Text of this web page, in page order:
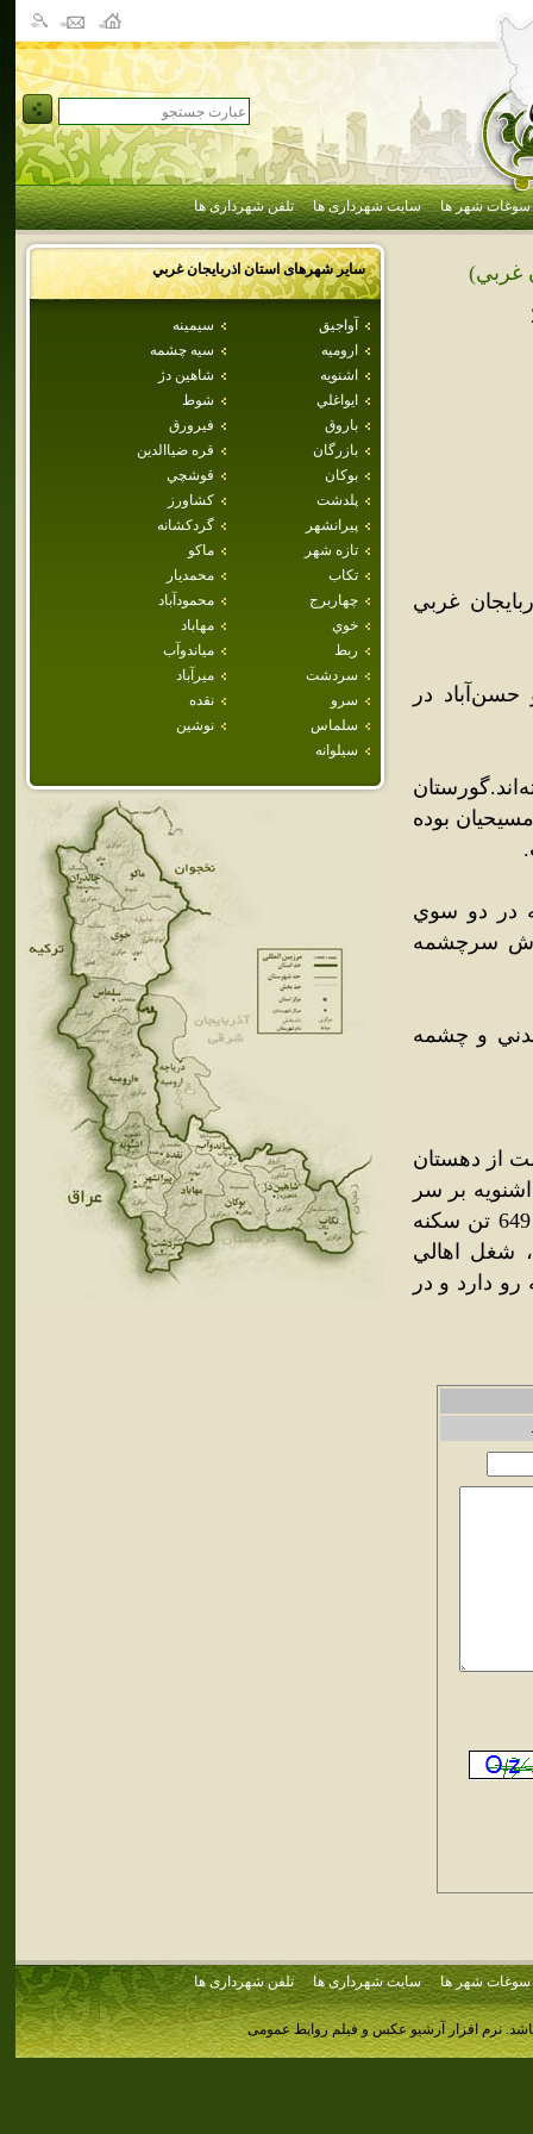
سوغات شهر ها سایت شهرداری ها تلفن شهرداری ها
سایر شهرهای استاناذربايجان غربي
آواجيق
سيمينه
اروميه
سيه چشمه
اشنويه
شاهين دژ
ايواغلي
شوط
باروق
فيرورق
بازرگان
قره ضياالدين
بوكان
قوشچي
پلدشت
كشاورز
پيرانشهر
گردکشانه
تازه شهر
ماكو
تكاب
محمديار
چهاربرج
محمودآباد
خوي
مهاباد
ربط
مياندوآب
سردشت
ميرآباد
سرو
نقده
سلماس
نوشين
سيلوانه
غربي)
غربي
حسن‌آباد در
بوده
در دو سوي
سرچشمه
معدني و چشمه
از دهستان
جنوب شرقي اشنويه بر سر
راه ارابه رو اشنويه . در دره سردسير با هوايي سالم واقع است و 649 تن سکنه
شغل اهالي
دارد و در
سوغات شهر ها سایت شهرداری ها تلفن شهرداری ها
نرم افزار آرشیو عکس و فیلم روابط عمومی